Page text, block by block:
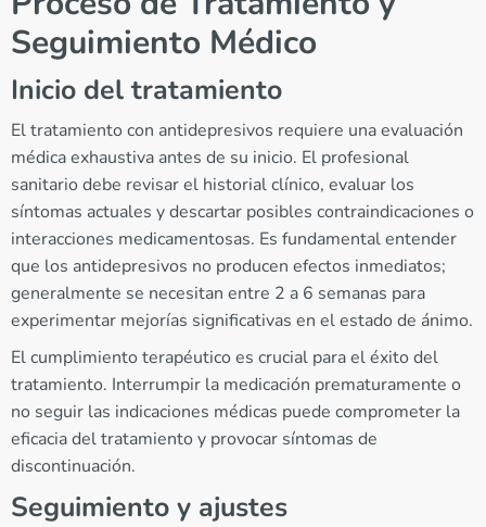
Seguimiento Médico
Inicio del tratamiento
El tratamiento con antidepresivos requiere una evaluación
médica exhaustiva antes de su inicio. El profesional
sanitario debe revisar el historial clínico, evaluar los
síntomas actuales y descartar posibles contraindicaciones o
interacciones medicamentosas. Es fundamental entender
que los antidepresivos no producen efectos inmediatos;
generalmente se necesitan entre 2 a 6 semanas para
experimentar mejorías significativas en el estado de ánimo.
El cumplimiento terapéutico es crucial para el éxito del
tratamiento. Interrumpir la medicación prematuramente o
no seguir las indicaciones médicas puede comprometer la
eficacia del tratamiento y provocar síntomas de
discontinuación.
Seguimiento y ajustes